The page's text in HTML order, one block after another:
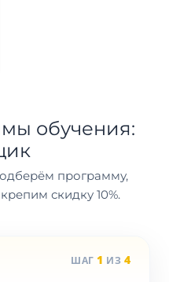
обучения:
программу,
скидку 10%.
ШАГ 1 ИЗ 4